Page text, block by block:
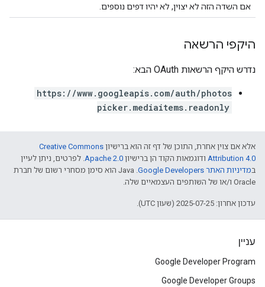
אם השדה הזה לא יצוין, לא יהיו דפים נוספים.
היקפי הרשאה
נדרש היקף הרשאות OAuth הבא:
https://www.googleapis.com/auth/photos
picker.mediaitems.readonly
אלא אם צוין אחרת, התוכן של דף זה הוא ברישיון Creative Commons
Attribution 4.0 ודוגמאות הקוד הן ברישיון Apache 2.0. לפרטים, ניתן לעיין
במדיניות האתר Google Developers‏
.‏ Java הוא סימן מסחרי רשום של חברת
Oracle ו/או של השותפים העצמאיים שלה.
עדכון אחרון: 2025-07-25 (שעון UTC).
עניין
Google Developer Program
Google Developer Groups